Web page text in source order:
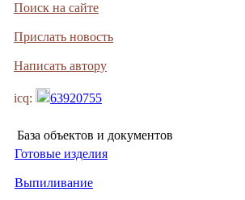
Поиск на сайте
Прислать новость
Написать автору
icq: 63920755
База объектов и документов
Готовые изделия
Выпиливание